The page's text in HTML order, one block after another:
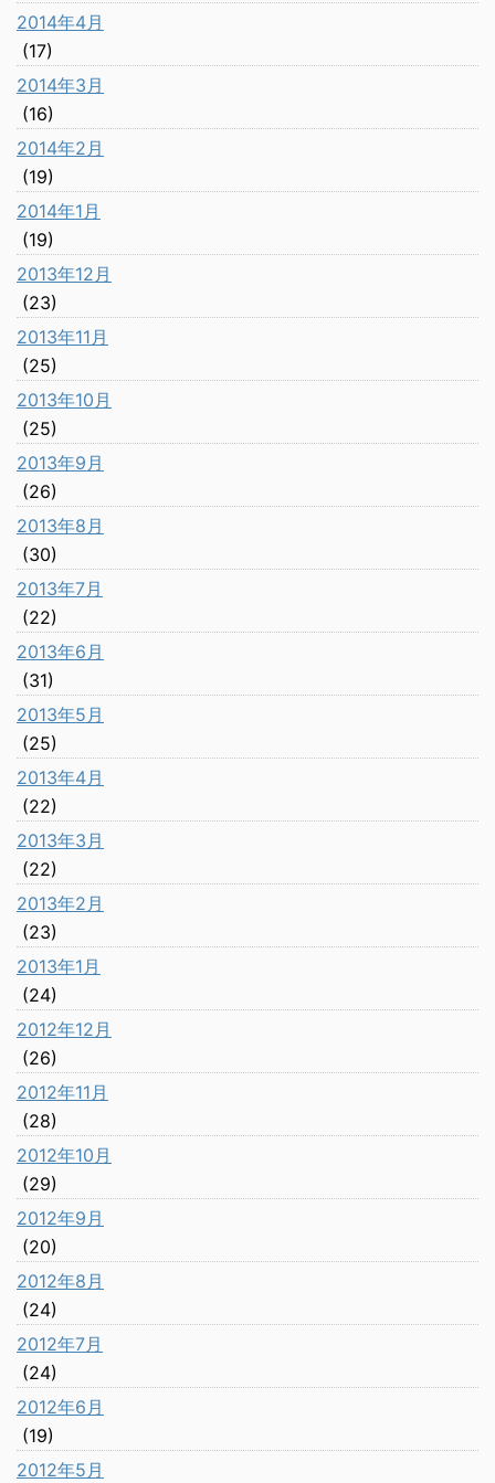
2014年4月
(17)
2014年3月
(16)
2014年2月
(19)
2014年1月
(19)
2013年12月
(23)
2013年11月
(25)
2013年10月
(25)
2013年9月
(26)
2013年8月
(30)
2013年7月
(22)
2013年6月
(31)
2013年5月
(25)
2013年4月
(22)
2013年3月
(22)
2013年2月
(23)
2013年1月
(24)
2012年12月
(26)
2012年11月
(28)
2012年10月
(29)
2012年9月
(20)
2012年8月
(24)
2012年7月
(24)
2012年6月
(19)
2012年5月